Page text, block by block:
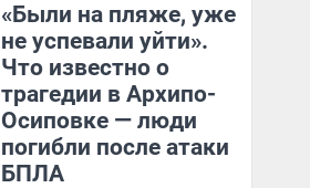
«Были на пляже, уже
не успевали уйти».
Что известно о
трагедии в Архипо-
Осиповке — люди
погибли после атаки
БПЛА